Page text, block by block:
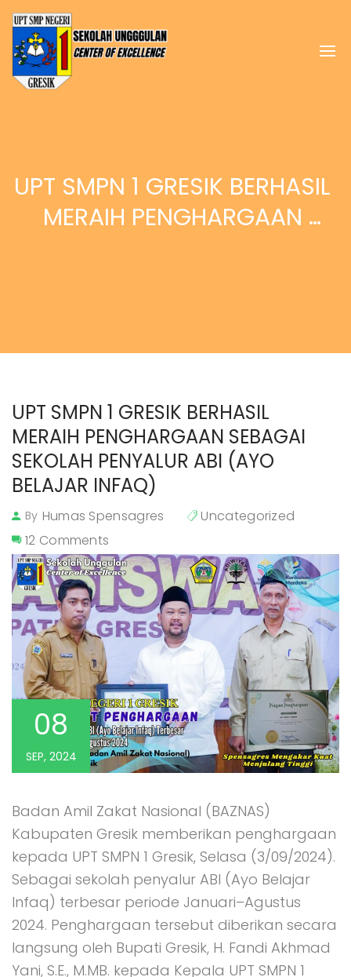
UPT SMPN 1 GRESIK BERHASIL
MERAIH PENGHARGAAN
UPT SMPN 1 GRESIK BERHASIL
MERAIH PENGHARGAAN SEBAGAI
SEKOLAH PENYALUR ABI (AYO
BELAJAR INFAQ)
By Humas Spensagres
Uncategorized
12 Comments
08
SEP, 2024
Badan Amil Zakat Nasional (BAZNAS)
Kabupaten Gresik memberikan penghargaan
kepada UPT SMPN 1 Gresik, Selasa (3/09/2024).
Sebagai sekolah penyalur ABI (Ayo Belajar
Infaq) terbesar periode Januari–Agustus
2024. Penghargaan tersebut diberikan secara
langsung oleh Bupati Gresik, H. Fandi Akhmad
Yani, S.E., M.MB. kepada Kepala UPT SMPN 1